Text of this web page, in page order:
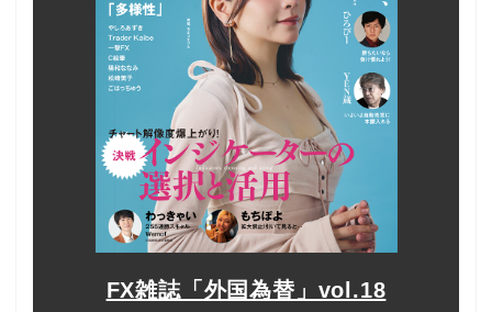
FX雑誌「外国為替」vol.18